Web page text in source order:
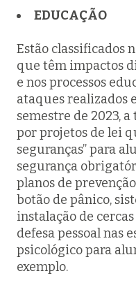
EDUCAÇÃO
Estão classificados
que têm impactos
e nos processos
ataques realizados
semestre de 2023,
por projetos de lei
seguranças” para
segurança
planos de
botão de pânico,
instalação de
defesa pessoal nas
psicológico para
exemplo.